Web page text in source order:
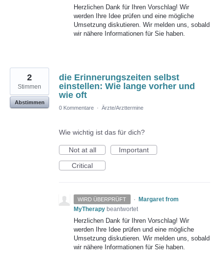
Herzlichen Dank für Ihren Vorschlag! Wir
werden Ihre Idee prüfen und eine mögliche
Umsetzung diskutieren. Wir melden uns, sobald
wir nähere Informationen für Sie haben.
die Erinnerungszeiten selbst
einstellen: Wie lange vorher und
wie oft
2
Stimmen
Abstimmen
0 Kommentare · Ärzte/Arzttermine
Wie wichtig ist das für dich?
Not at all
Important
Critical
WIRD ÜBERPRÜFT ·
Margaret from
MyTherapy beantwortet
Herzlichen Dank für Ihren Vorschlag! Wir
werden Ihre Idee prüfen und eine mögliche
Umsetzung diskutieren. Wir melden uns, sobald
wir nähere Informationen für Sie haben.